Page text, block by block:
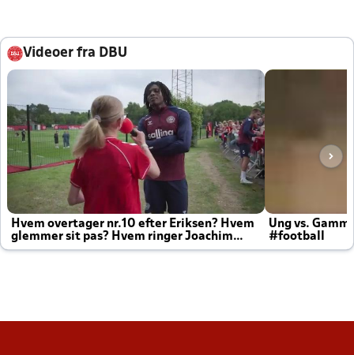
Videoer fra DBU
Hvem overtager nr.10 efter Eriksen? Hvem
glemmer sit pas? Hvem ringer Joachim
altid til efter kampe?
Ung vs.
#football